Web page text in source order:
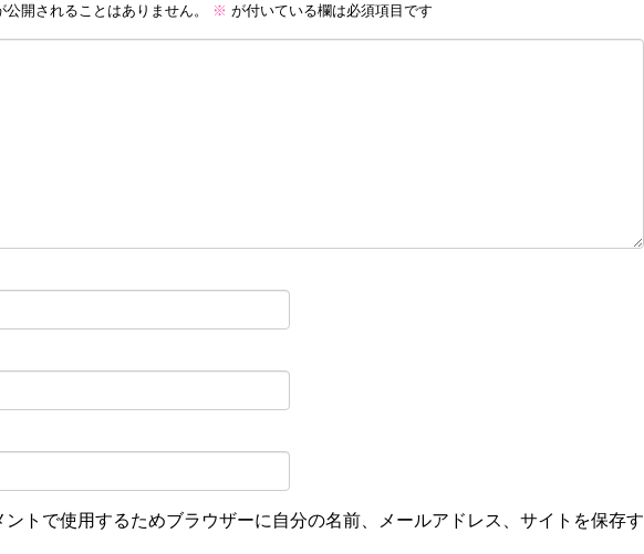
公開されることはありません。 ※ が付いている欄は必須項目です
ントで使用するためブラウザーに自分の名前、メールアドレス、サイトを保存す